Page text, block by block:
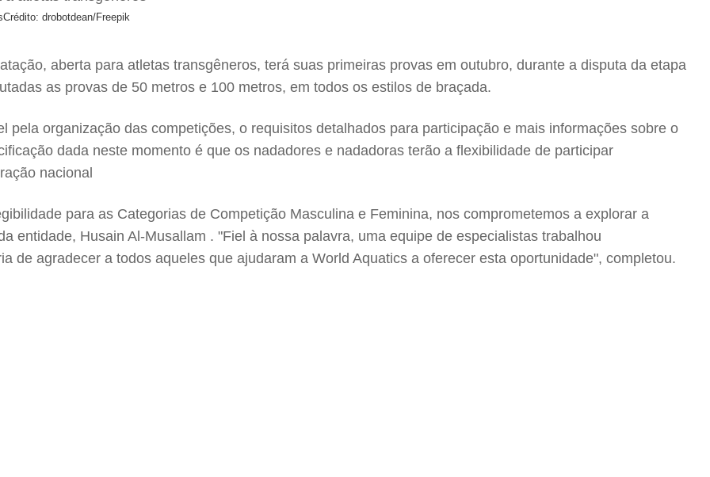
Crédito: drobotdean/Freepik
aberta para atletas transgêneros, terá suas primeiras provas em outubro, durante a disputa da etapa
as provas de 50 metros e 100 metros, em todos os estilos de braçada.
pela organização das competições, o requisitos detalhados para participação e mais informações sobre o
dada neste momento é que os nadadores e nadadoras terão a flexibilidade de participar
nacional
para as Categorias de Competição Masculina e Feminina, nos comprometemos a explorar a
entidade, Husain Al-Musallam . "Fiel à nossa palavra, uma equipe de especialistas trabalhou
de agradecer a todos aqueles que ajudaram a World Aquatics a oferecer esta oportunidade", completou.